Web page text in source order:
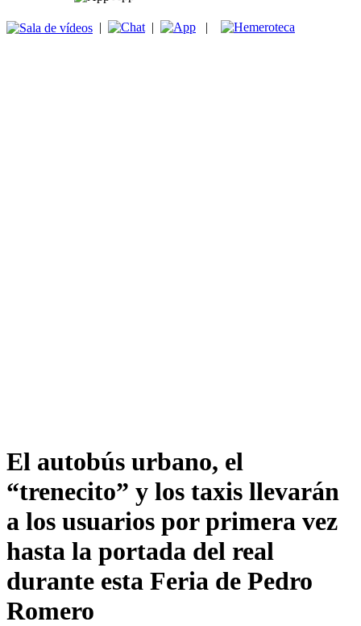
| | |
El autobús urbano, el
“trenecito” y los taxis llevarán
a los usuarios por primera vez
hasta la portada del real
durante esta Feria de Pedro
Romero